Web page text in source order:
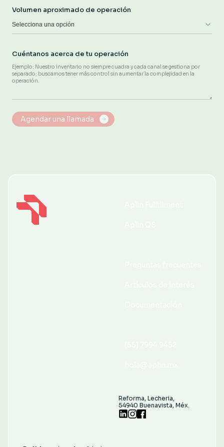
Volumen aproximado de operación
Selecciona una opción
Cuéntanos acerca de tu operación
Reforma, Lecheria,
54940 Buenavista, Méx.